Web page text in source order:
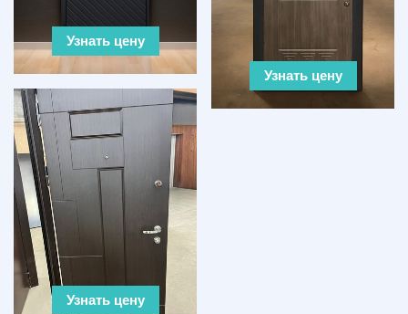
Узнать цену
Узнать цену
Узнать цену